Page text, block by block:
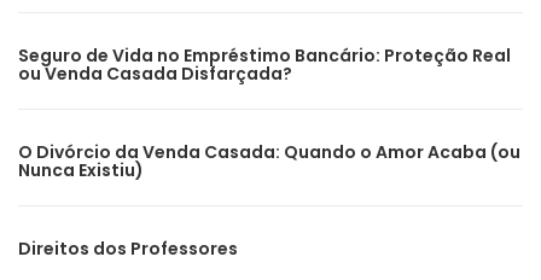
Seguro de Vida no Empréstimo Bancário: Proteção Real
ou Venda Casada Disfarçada?
O Divórcio da Venda Casada: Quando o Amor Acaba (ou
Nunca Existiu)
Direitos dos Professores